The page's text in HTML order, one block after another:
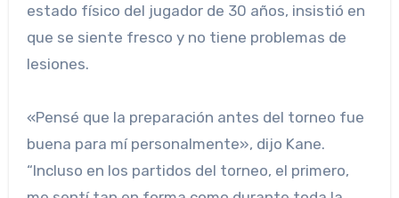
estado físico del jugador de 30 años, insistió en
que se siente fresco y no tiene problemas de
lesiones.
«Pensé que la preparación antes del torneo fue
buena para mí personalmente», dijo Kane.
“Incluso en los partidos del torneo, el primero,